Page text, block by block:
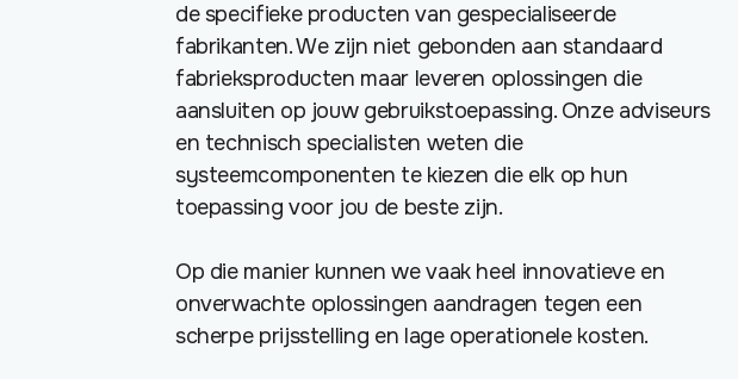
de specifieke producten van gespecialiseerde
fabrikanten. We zijn niet gebonden aan standaard
fabrieksproducten maar leveren oplossingen die
aansluiten op jouw gebruikstoepassing. Onze adviseurs
en technisch specialisten weten die
systeemcomponenten te kiezen die elk op hun
toepassing voor jou de beste zijn.
Op die manier kunnen we vaak heel innovatieve en
onverwachte oplossingen aandragen tegen een
scherpe prijsstelling en lage operationele kosten.